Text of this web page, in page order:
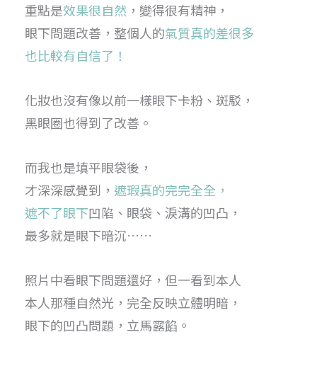
重點是效果很自然 ，變得很有精神，
眼下問題改善，整個人的氣質真的差很多
也比較有自信了！
化妝也沒有像以前一樣眼下卡粉、斑駁，
黑眼圈也得到了改善。
而我也是填平眼袋後，
才深深感覺到， 遮瑕真的完完全全，
遮不了眼下凹陷、眼袋、淚溝的凹凸，
最多就是眼下暗沉……
照片中看眼下問題還好，但一看到本人
本人那種自然光，完全反映立體明暗，
眼下的凹凸問題，立馬露餡。